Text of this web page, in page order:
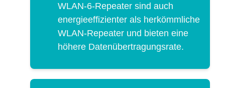
WLAN-6-Repeater sind auch
energieeffizienter als herkömmliche
WLAN-Repeater und bieten eine
höhere Datenübertragungsrate.